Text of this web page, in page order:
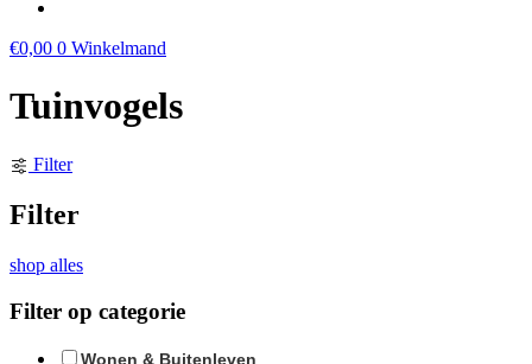
€0,00 0 Winkelmand
Tuinvogels
Filter
Filter
shop alles
Filter op categorie
Wonen & Buitenleven